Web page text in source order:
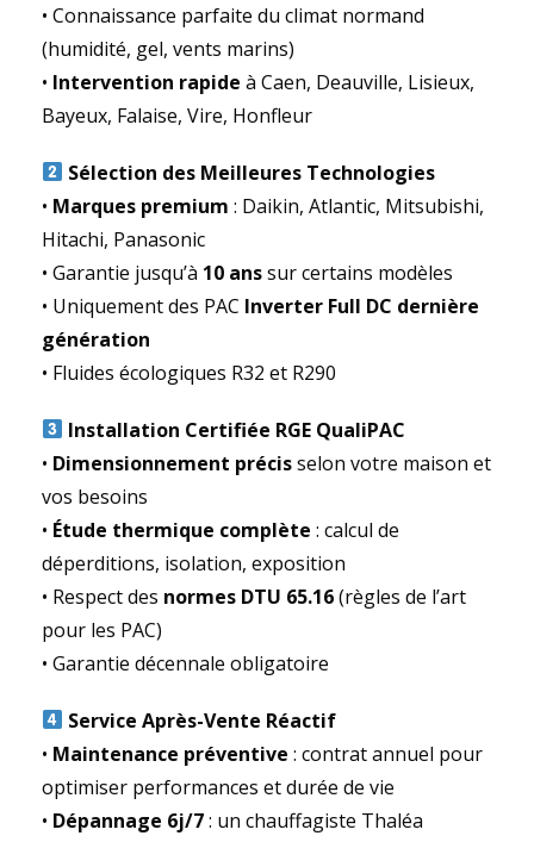
• Connaissance parfaite du climat normand
(humidité, gel, vents marins)
• Intervention rapide à Caen, Deauville, Lisieux,
Bayeux, Falaise, Vire, Honfleur
Sélection des Meilleures Technologies
• Marques premium : Daikin, Atlantic, Mitsubishi,
Hitachi, Panasonic
• Garantie jusqu’à 10 anssur certains modèles
• Uniquement des PAC Inverter Full DC dernière
génération
• Fluides écologiques R32 et R290
Installation Certifiée RGE QualiPAC
• Dimensionnement précisselon votre maison et
vos besoins
• Étude thermique complète : calcul de
déperditions, isolation, exposition
• Respect des normes DTU 65.16(règles de l’art
pour les PAC)
• Garantie décennale obligatoire
Service Après-Vente Réactif
• Maintenance préventive : contrat annuel pour
optimiser performances et durée de vie
• Dépannage 6j/7: un chauffagiste Thaléa